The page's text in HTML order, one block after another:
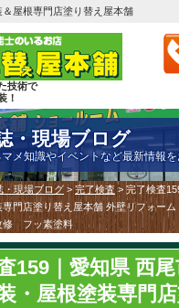
屋根専門店塗り替え屋本舗
技術で
！
・現場ブログ
メ知識やイベントなど最新情報を
・現場ブログ > 完了検査 > 完了検査
専門店塗り替え屋本舗 外壁リフォ
修 フッ素塗料
159｜愛知県 西
・屋根塗装専門